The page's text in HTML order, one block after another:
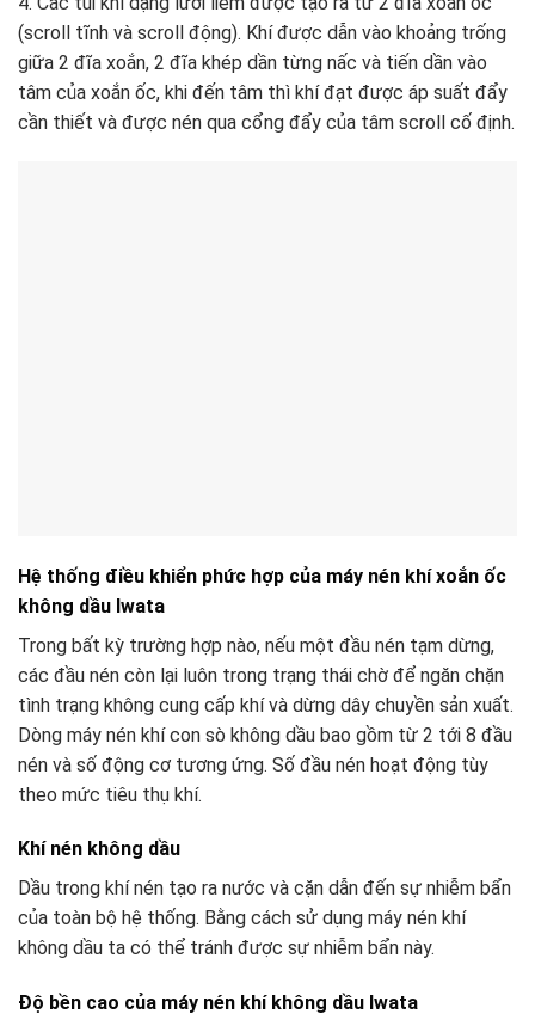
(scroll tĩnh và scroll động). Khí được dẫn vào khoảng trống
giữa 2 đĩa xoắn, 2 đĩa khép dần từng nấc và tiến dần vào
tâm của xoắn ốc, khi đến tâm thì khí đạt được áp suất đẩy
cần thiết và được nén qua cổng đẩy của tâm scroll cố định.
Hệ thống điều khiển phức hợp của máy nén khí xoắn ốc
không dầu Iwata
Trong bất kỳ trường hợp nào, nếu một đầu nén tạm dừng,
các đầu nén còn lại luôn trong trạng thái chờ để ngăn chặn
tình trạng không cung cấp khí và dừng dây chuyền sản xuất.
Dòng máy nén khí con sò không dầu bao gồm từ 2 tới 8 đầu
nén và số động cơ tương ứng. Số đầu nén hoạt động tùy
theo mức tiêu thụ khí.
Khí nén không dầu
Dầu trong khí nén tạo ra nước và cặn dẫn đến sự nhiễm bẩn
của toàn bộ hệ thống. Bằng cách sử dụng máy nén khí
không dầu ta có thể tránh được sự nhiễm bẩn này.
Độ bền cao của máy nén khí không dầu Iwata